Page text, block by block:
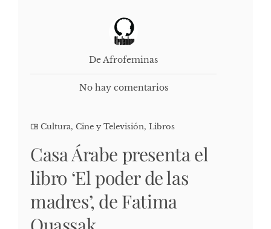
De Afrofeminas
No hay comentarios
Cultura, Cine y Televisión, Libros
Casa Árabe presenta el
libro ‘El poder de las
madres’, de Fatima